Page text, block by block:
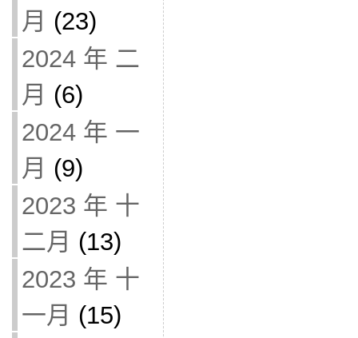
月 (23)
2024 年 二
月 (6)
2024 年 一
月 (9)
2023 年 十
二月 (13)
2023 年 十
一月 (15)